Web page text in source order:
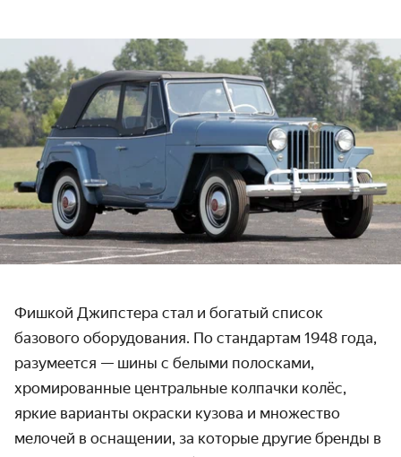
Фишкой Джипстера стал и богатый список
базового оборудования. По стандартам 1948 года,
разумеется — шины с белыми полосками,
хромированные центральные колпачки колёс,
яркие варианты окраски кузова и множество
мелочей в оснащении, за которые другие бренды в